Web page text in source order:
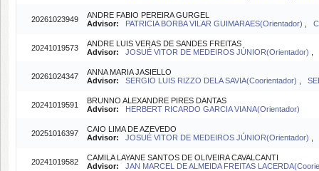
20261023949
ANDRE FABIO PEREIRA GURGEL
Advisor:
PATRICIA BORBA VILAR GUIMARAES(Orientador)
20241019573
ANDRE LUIS VERAS DE SANDES FREITAS
Advisor:
JOSUÉ VITOR DE MEDEIROS JÚNIOR(Orientador)
20261024347
ANNA MARIA JASIELLO
Advisor:
SERGIO LUIS RIZZO DELA SAVIA(Coorientador)
20241019591
BRUNNO ALEXANDRE PIRES DANTAS
Advisor:
HERBERT RICARDO GARCIA VIANA(Orientador)
20251016397
CAIO LIMA DE AZEVEDO
Advisor:
JOSUÉ VITOR DE MEDEIROS JÚNIOR(Orientador)
20241019582
CAMILA LAYANE SANTOS DE OLIVEIRA CAVALCANTI
Advisor:
JAN MARCEL DE ALMEIDA FREITAS